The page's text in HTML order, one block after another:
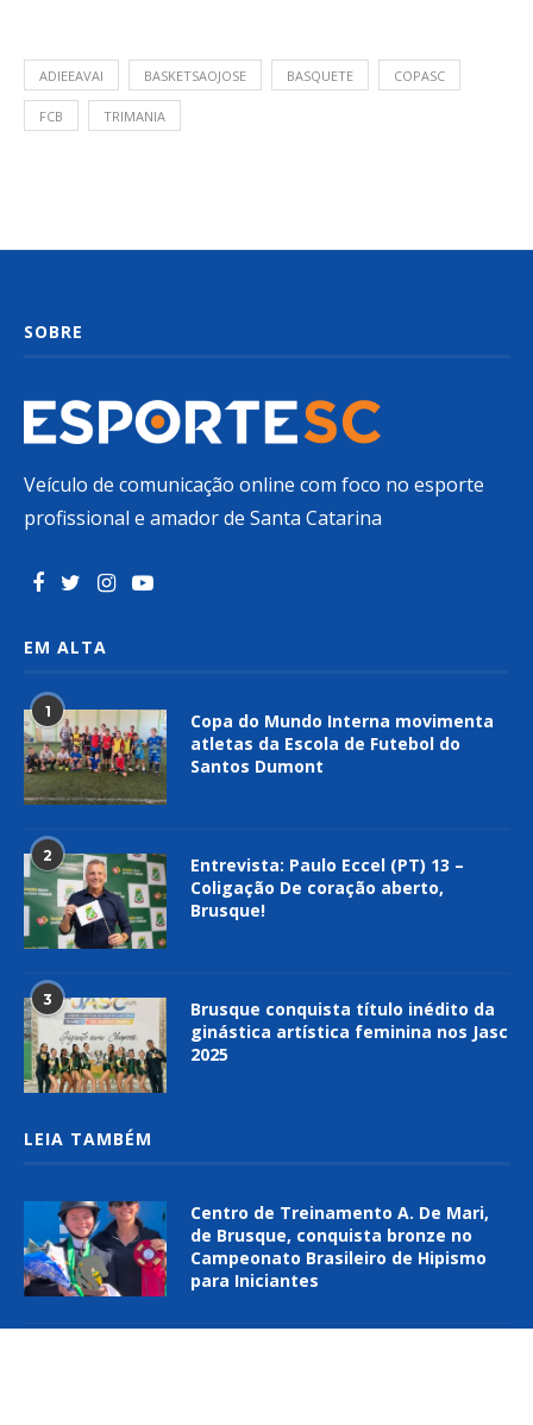
ADIEEAVAI BASKETSAOJOSE BASQUETE COPASC
FCB TRIMANIA
SOBRE
Veículo de comunicação online com foco no esporte
profissional e amador de Santa Catarina
EM ALTA
1
Copa do Mundo Interna movimenta
atletas da Escola de Futebol do
Santos Dumont
2
Entrevista: Paulo Eccel (PT) 13 –
Coligação De coração aberto,
Brusque!
3
Brusque conquista título inédito da
ginástica artística feminina nos Jasc
2025
LEIA TAMBÉM
Centro de Treinamento A. De Mari,
de Brusque, conquista bronze no
Campeonato Brasileiro de Hipismo
para Iniciantes